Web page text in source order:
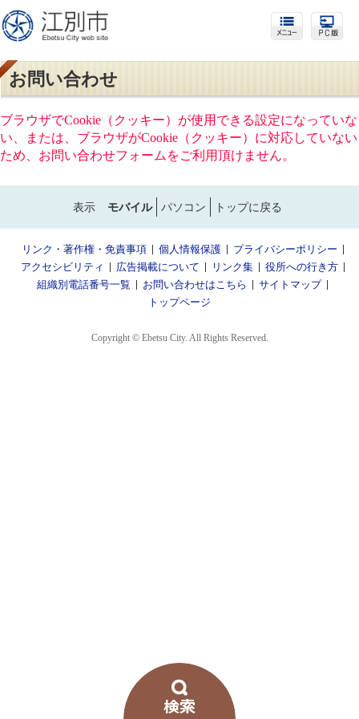
お問い合わせ
ブラウザでCookie（クッキー）が使用できる設定になっていな
い、または、ブラウザがCookie（クッキー）に対応していない
ため、お問い合わせフォームをご利用頂けません。
表示 モバイル パソコン トップに戻る
リンク・著作権・免責事項 個人情報保護
プライバシーポリシー
アクセシビリティ
広告掲載について リンク集
役所への行き方
組織別電話番号一覧
お問い合わせはこちら
サイトマップ
トップページ
Copyright © Ebetsu City. All Rights Reserved.